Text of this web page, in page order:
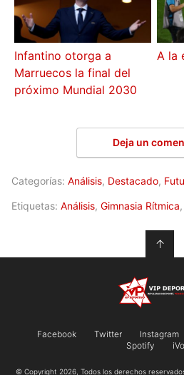
Infantino otorga a
Marruecos la final del
próximo Mundial 2030
A la
Deja un
Categorías: Análisis, Destacado,
Etiquetas: Análisis, Gimnasia Rítmica,
↑
Facebook Twitter Instagram
Spotify
© Copyright 2026, Todos los derechos